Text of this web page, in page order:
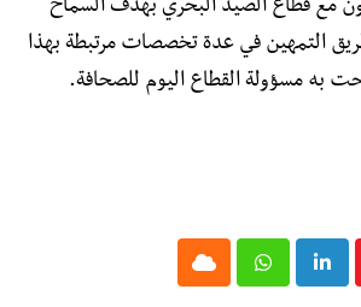
مع قطاع الصيد البحري بهدف السماح
التمهين في عدة تخصصات مرتبطة بهذا
به مسؤولة القطاع اليوم للصحافة.
LinkedIn
Whatsapp
Cloud